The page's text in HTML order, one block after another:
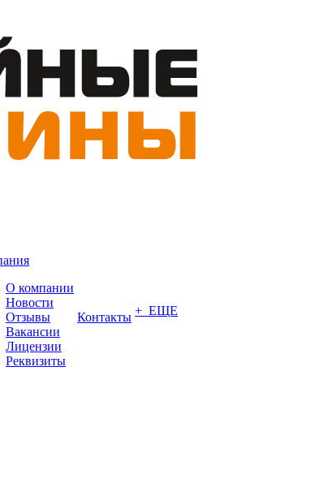
О компании
Новости
Отзывы
Вакансии
Лицензии
Реквизиты
Контакты + ЕЩЕ